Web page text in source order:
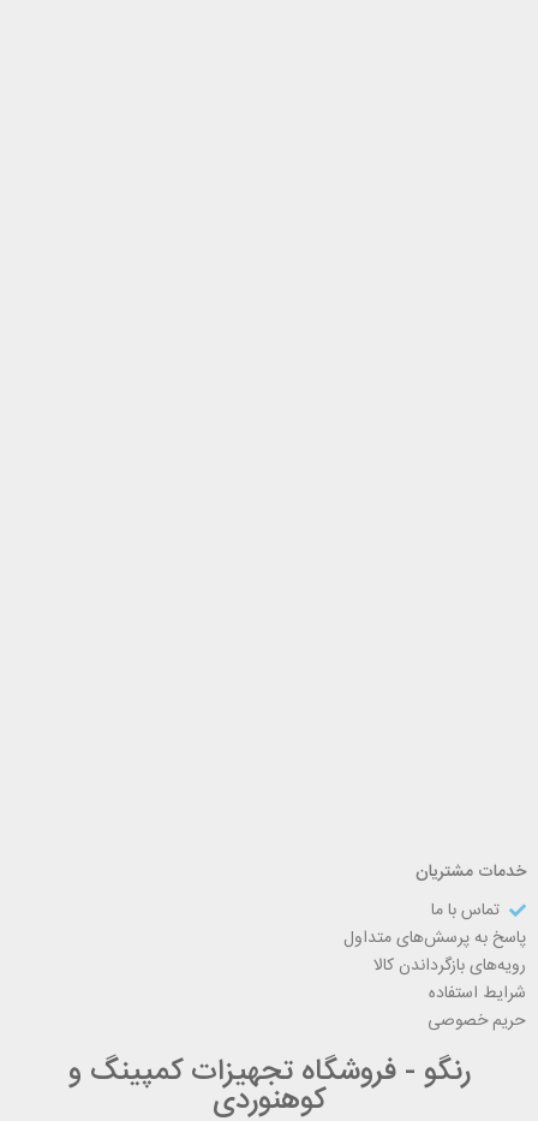
خدمات مشتریان
تماس با ما
پاسخ به پرسش‌های متداول
رویه‌های بازگرداندن کالا
شرایط استفاده
حریم خصوصی
رنگو - فروشگاه تجهیزات کمپینگ و
کوهنوردی